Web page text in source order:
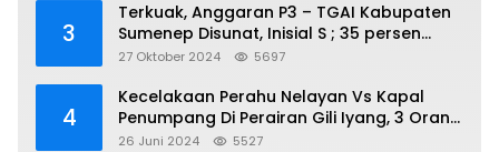
3
Terkuak, Anggaran P3 – TGAI Kabupaten
Sumenep Disunat, Inisial S ; 35 persen
Bagian Oknum DPR- RI
27 Oktober 2024 5697
4
Kecelakaan Perahu Nelayan Vs Kapal
Penumpang Di Perairan Gili Iyang, 3 Orang
Hilang
26 Juni 2024 5527